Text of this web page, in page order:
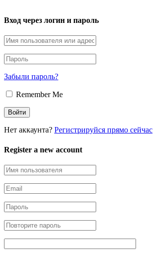
Вход через логин и пароль
Забыли пароль?
Remember Me
Нет аккаунта? Регистрируйся прямо сейчас
Register a new account